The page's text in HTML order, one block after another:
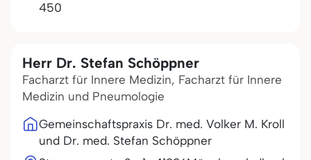
450
Herr Dr. Stefan Schöppner
Facharzt für Innere Medizin, Facharzt für Innere
Medizin und Pneumologie
Gemeinschaftspraxis Dr. med. Volker M. Kroll
und Dr. med. Stefan Schöppner